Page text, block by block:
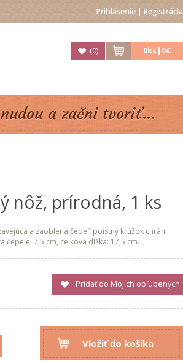
Prihlásenie | Registrácia
(0) 0ks| 0€
a začni tvoriť...
nôž, prírodná, 1 ks
a zaoblená čepeľ, poistný krúžok chráni
7,5 cm, celková dĺžka: 17,5 cm.
Pridať do Mojich obľúbených
Vložiť do košíka